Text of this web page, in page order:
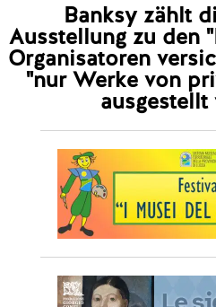
Banksy zählt
Ausstellung zu den
Organisatoren
"nur Werke von
ausgestellt